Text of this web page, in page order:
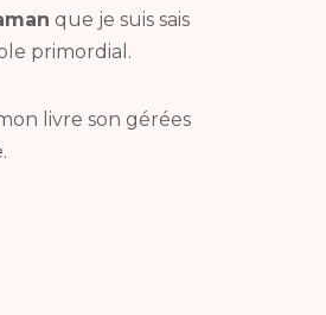
que je suis sais
primordial.
livre son gérées